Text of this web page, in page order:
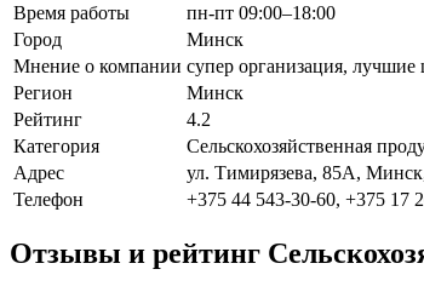
Время работы
пн-пт 09:00–18:00
Город
Минск
Мнение о компании супер организация, лучшие
Регион
Минск
Рейтинг
4.2
Категория
Сельскохозяйственная
Адрес
ул. Тимирязева, 85А,
Телефон
+375 44 543-30-60, +375 17
Отзывы и рейтинг